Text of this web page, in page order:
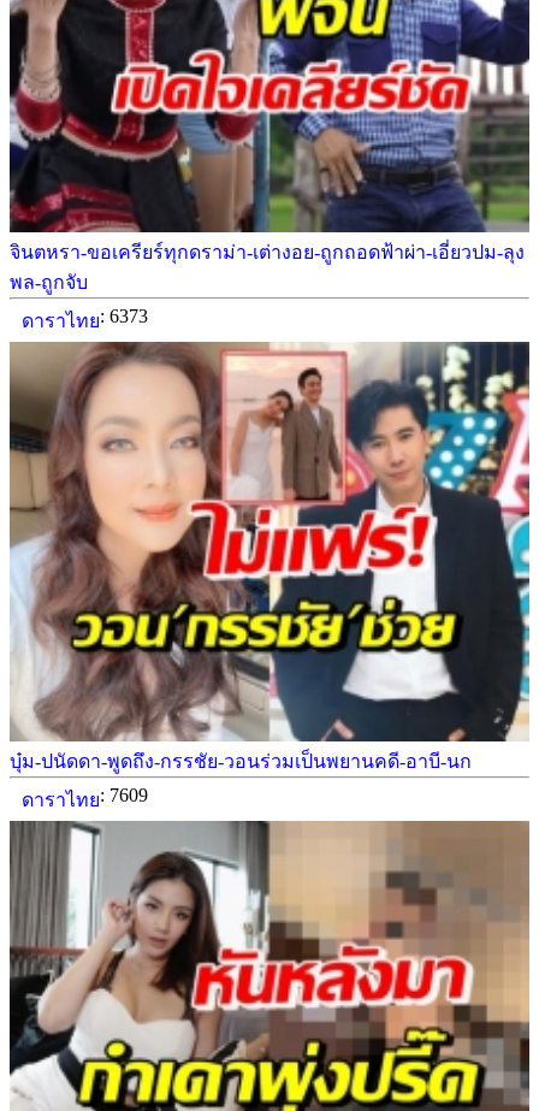
จินตหรา-ขอเครียร์ทุกดราม่า-เต่างอย-ถูกถอดฟ้าผ่า​-เอี่ยวปม-ลุง
พล-ถูกจับ
ดาราไทย: 6373
บุ๋ม-ปนัดดา-พูดถึง-กรรชัย-วอนร่วมเป็นพยานคดี-อาบี-นก
ดาราไทย: 7609